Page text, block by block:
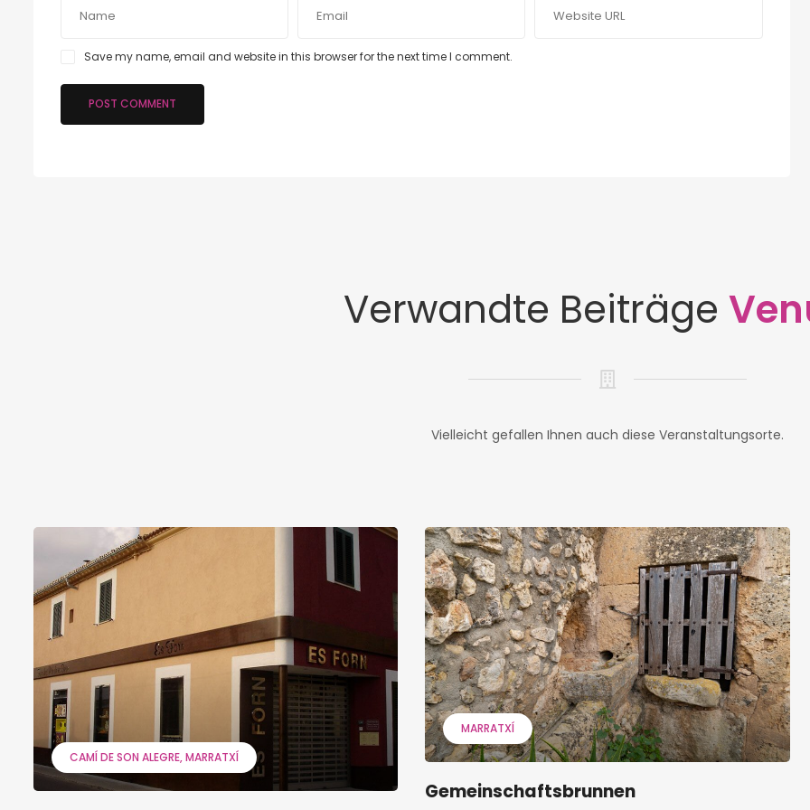
Save my name, email and website in this browser for the next time I comment.
Verwandte Beiträge
Vielleicht gefallen Ihnen auch diese Veranstaltungsorte.
CAMÍ DE SON ALEGRE MARRATXÍ
MARRATXÍ
Gemeinschaftsbrunnen